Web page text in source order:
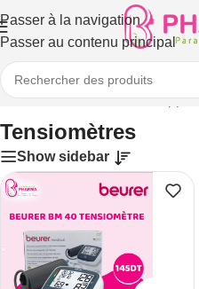
Passer à la navigation
Passer au contenu principal
Accueil/Matériel médical/
Tensiomètres
Show sidebar